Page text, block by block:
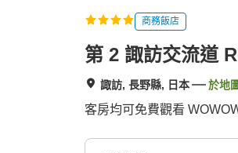
商務飯店
第 2 諏訪交流道
諏訪, 長野縣, 日本 於地
客房均可免費觀看